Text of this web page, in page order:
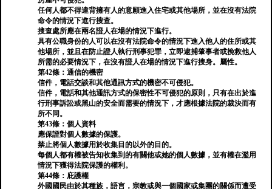
任何人都不得違背擁有人的意願進入住宅或其他場所，並在沒有法院
命令的情況下進行搜查。
搜查處所應在兩名證人在場的情況下進行。
具有公職身份的人可以在沒有法院命令的情況下進入他人的住所或其
他場所，並且在防止證人執行刑事犯罪，立即逮捕肇事者或挽救他人
所需的必要情況下，在沒有證人在場的情況下進行搜身。屬性。
第42條：通信的機密
信件，電話交談和其他通訊方式的機密不可侵犯。
信件，電話和其他通訊方式的保密性不可侵犯的原則，只有在出於進
行刑事訴訟或黑山的安全而需要的情況下，才應根據法院的裁決而有
所不同。
第43條：個人資料
應保證對個人數據的保護。
禁止將個人數據用於收集目的以外的目的。
每個人都有權被告知收集到的有關他或她的個人數據，並有權在濫用
情況下獲得法院保護的權利。
第44條：庇護權
外國國民由於其種族，語言，宗教或與一個國家或集團的關係而遭受